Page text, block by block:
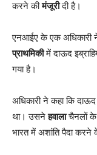
करने कीमंजूरीदी है।
एनआईए के एक अधिकारी ने
प्राथमिकीमें दाऊद
गया है।
अधिकारी ने कहा कि
था। उसनेहवालाचैनलों के
भारत में अशांति पैदा